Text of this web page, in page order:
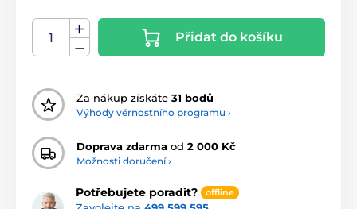
Přidat do košíku
Za nákup získáte 31 bodů
Výhody věrnostního programu ›
Doprava zdarma od 2 000 Kč
Možnosti doručení ›
Potřebujete poradit? offline